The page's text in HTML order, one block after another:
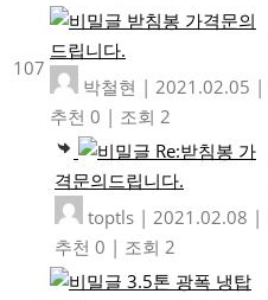
107
받침봉 가격문의
드립니다.
박철현 | 2021.02.05 |
추천 0 | 조회 2
Re:받침봉 가
격문의드립니다.
toptls | 2021.02.08 |
추천 0 | 조회 2
3.5톤 광폭 냉탑